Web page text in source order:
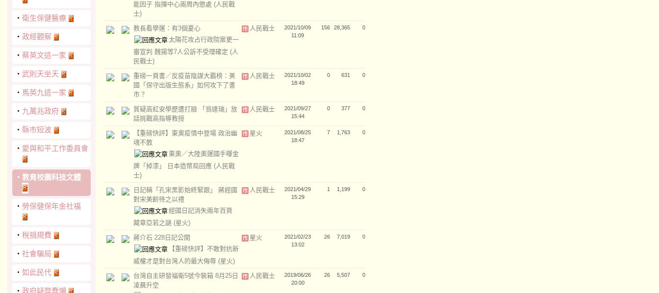
‧ 衛生保健醫療
‧ 政經觀察
‧ 蔡英文這一家
‧ 武則天坐天
‧ 馬英九這一家
‧ 九萬兆政府
‧ 縣市短波
‧ 愛與和平工作委員會
‧ 教育校園科技文體
‧ 勞保健保年金社福
‧ 稅捐規費
‧ 社會騙局
‧ 如此民代
‧ 政府疑弊蠢懶
能因子 指揮中心兩周內懲處 (人民戰
士)
教長看學運：有3個憂心
太陽花攻占行政院案更一
審宣判 魏揚等7人公訴不受理確定 (人
民戰士)
人民戰士
2021/10/09
11:09
156 28,365 0
重磅一頁書／反疫苗陰謀大霸榜：美
國「保守出版生態系」如何攻下了書
市？
人民戰士
2021/10/02
18:49
0 631 0
質疑高虹安學歷遭打臉 「翁達瑞」放
話挑戰高指導教授
人民戰士
2021/09/27
15:44
0 377 0
【重磅快評】東奧疫情中登場 政治幽
魂不散
東奧／大陸奧運國手曝金
牌「掉漆」 日本造幣局回應 (人民戰
士)
星火
2021/08/25
18:47
7 1,763 0
日記稱「孔宋黑影始終緊跟」 蔣經國
對宋美齡待之以禮
經國日記消失兩年百頁
藏章亞若之謎 (星火)
人民戰士
2021/04/29
15:29
1 1,199 0
蔣介石 228日記公開
【重磅快評】不敢對抗新
威權才是對台灣人的最大侮辱 (星火)
星火
2021/02/23
13:02
26 7,019 0
台灣自主研發福衛5號今裝箱 8月25日
凌晨升空
人民戰士
2019/06/26
20:00
26 5,507 0